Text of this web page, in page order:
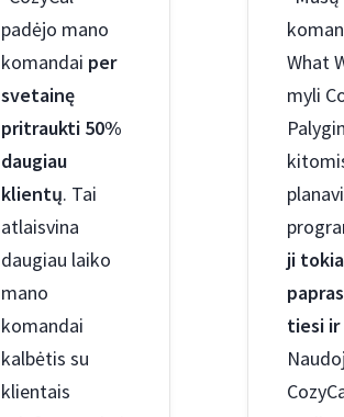
padėjo mano
komandai per
svetainę
pritraukti 50%
daugiau
klientų. Tai
atlaisvina
daugiau laiko
mano
komandai
kalbėtis su
klientais
What
myli
ji tokia
tiesi ir